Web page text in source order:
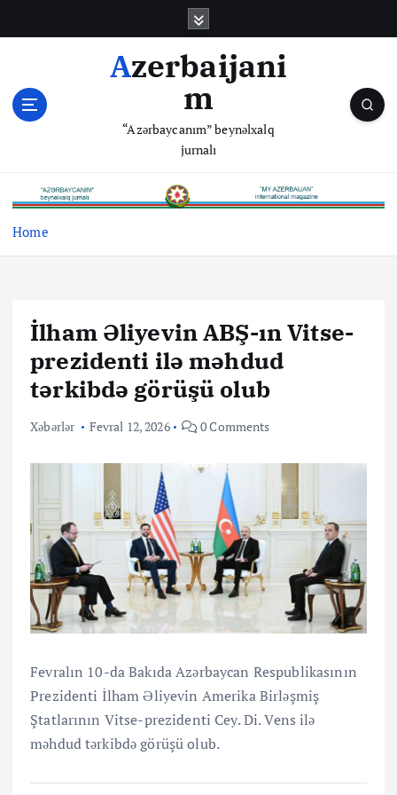
t
Azerbaijani
m
“Azərbaycanım” beynəlxalq
jurnalı
Home
İlham Əliyevin ABŞ-ın Vitse-
prezidenti ilə məhdud
tərkibdə görüşü olub
Xəbərlər Fevral 12, 2026 0 Comments
Fevralın 10-da Bakıda Azərbaycan Respublikasının
Prezidenti İlham Əliyevin Amerika Birləşmiş
Ştatlarının Vitse-prezidenti Cey. Di. Vens ilə
məhdud tərkibdə görüşü olub.